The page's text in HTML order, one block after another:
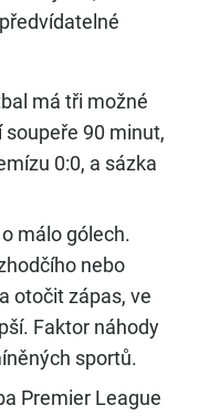
má tři možné
90 minut,
0:0, a sázka
málo gólech.
nebo
otočit zápas, ve
Faktor náhody
sportů.
Premier League